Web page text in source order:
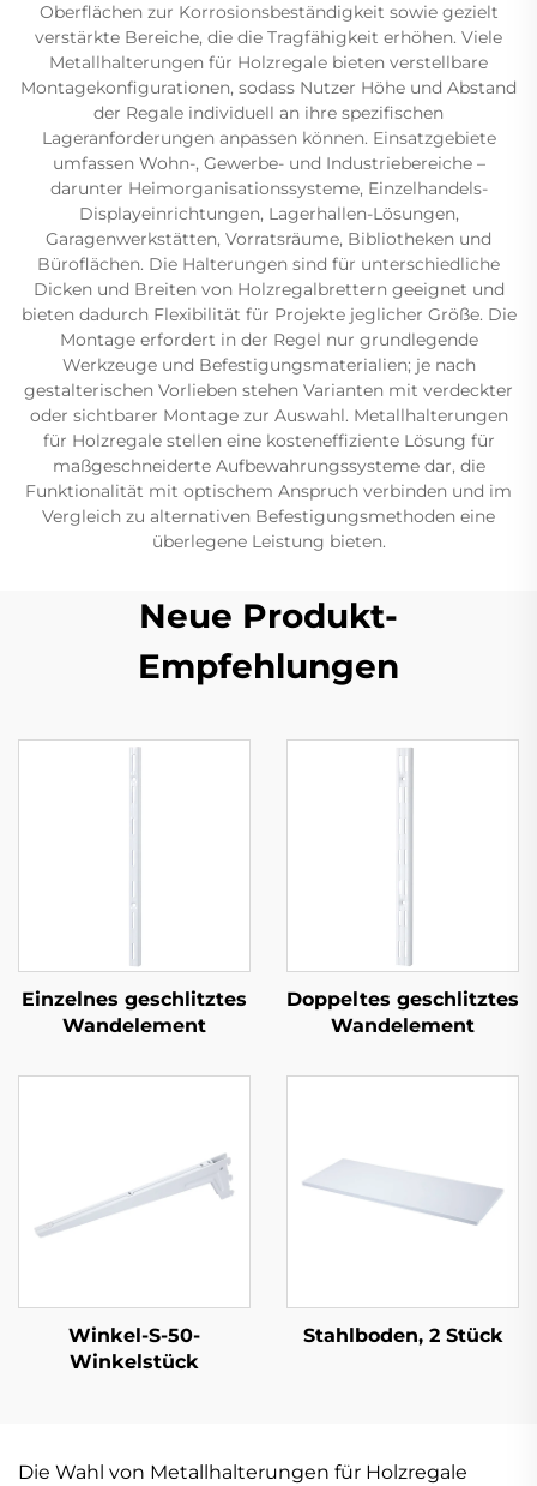
Oberflächen zur Korrosionsbeständigkeit sowie gezielt
verstärkte Bereiche, die die Tragfähigkeit erhöhen. Viele
Metallhalterungen für Holzregale bieten verstellbare
Montagekonfigurationen, sodass Nutzer Höhe und Abstand
der Regale individuell an ihre spezifischen
Lageranforderungen anpassen können. Einsatzgebiete
umfassen Wohn-, Gewerbe- und Industriebereiche –
darunter Heimorganisationssysteme, Einzelhandels-
Displayeinrichtungen, Lagerhallen-Lösungen,
Garagenwerkstätten, Vorratsräume, Bibliotheken und
Büroflächen. Die Halterungen sind für unterschiedliche
Dicken und Breiten von Holzregalbrettern geeignet und
bieten dadurch Flexibilität für Projekte jeglicher Größe. Die
Montage erfordert in der Regel nur grundlegende
Werkzeuge und Befestigungsmaterialien; je nach
gestalterischen Vorlieben stehen Varianten mit verdeckter
oder sichtbarer Montage zur Auswahl. Metallhalterungen
für Holzregale stellen eine kosteneffiziente Lösung für
maßgeschneiderte Aufbewahrungssysteme dar, die
Funktionalität mit optischem Anspruch verbinden und im
Vergleich zu alternativen Befestigungsmethoden eine
überlegene Leistung bieten.
Neue Produkt-
Empfehlungen
Einzelnes geschlitztes
Wandelement
Doppeltes geschlitztes
Wandelement
Winkel-S-50-
Winkelstück
Stahlboden, 2 Stück
Die Wahl von Metallhalterungen für Holzregale